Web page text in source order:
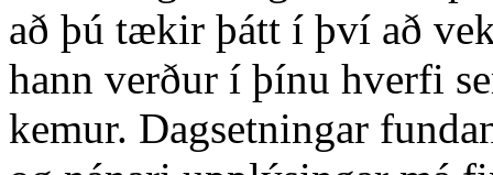
að þú tækir þátt í því að
hann verður í þínu hverfi
kemur. Dagsetningar